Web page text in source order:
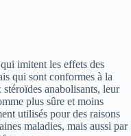
imitent les effets des
qui sont conformes à la
anabolisants, leur
plus sûre et moins
utilisés pour des raisons
maladies, mais aussi par